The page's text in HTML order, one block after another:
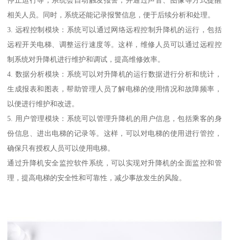
相关人员。同时，系统还能记录报警信息，便于后续分析和处理。
3. 远程控制模块：系统可以通过网络远程控制升降机的运行，包括
远程开关电梯、调整运行速度等。这样，维修人员可以通过远程控
制系统对升降机进行维护和调试，提高维修效率。
4. 数据分析模块：系统可以对升降机的运行数据进行分析和统计，
生成报表和图表，帮助管理人员了解电梯的使用情况和故障频率，
以便进行维护和改进。
5. 用户管理模块：系统可以管理升降机的用户信息，包括乘客的身
份信息、进出电梯的记录等。这样，可以对电梯的使用进行管控，
确保只有授权人员可以使用电梯。
通过升降机安全监控软件系统，可以实现对升降机的全面监控和管
理，提高电梯的安全性和可靠性，减少事故发生的风险。